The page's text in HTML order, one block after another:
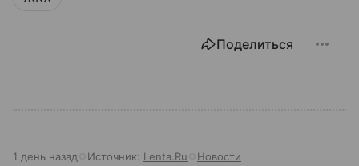
Поделиться
1 день назад Источник: Lenta.Ru Новости